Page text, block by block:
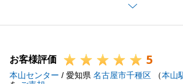
いをおかけいたしましたこと、深くお
す。
は早い段階でより細やかな情報提供を
心してご契約いただけるようサービス
お客様評価 5
本山センター / 愛知県 名古屋市千種区 （本山